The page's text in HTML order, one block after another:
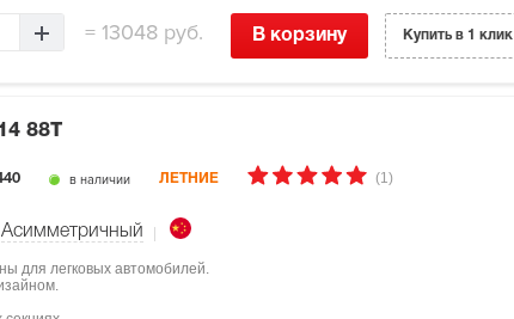
= 13048 руб. В корзину Купить в 1 клик
88T
в наличии ЛЕТНИЕ (1)
Асимметричный
для легковых автомобилей.